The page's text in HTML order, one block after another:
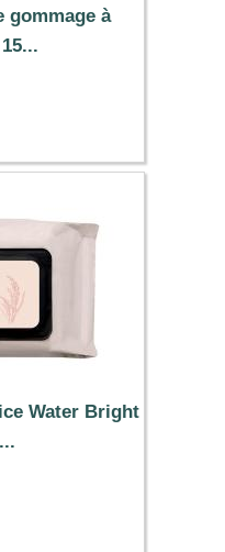
gommage à
Water Bright